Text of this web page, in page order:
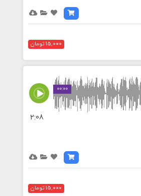
15,000 تومان
00:00
2:08
15,000 تومان